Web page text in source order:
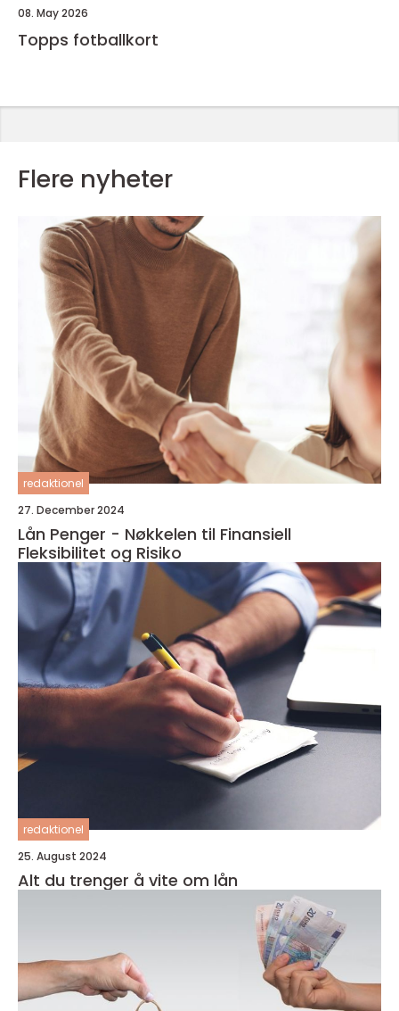
08. May 2026
Topps fotballkort
Flere nyheter
redaktionel
27. December 2024
Lån Penger - Nøkkelen til Finansiell
Fleksibilitet og Risiko
redaktionel
25. August 2024
Alt du trenger å vite om lån